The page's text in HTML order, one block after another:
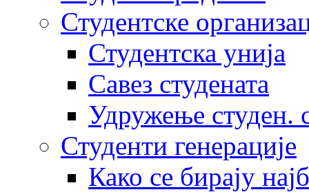
Студентске
Студентска унија
Савез студената
Удружење студен.
Студенти генерације
Како се бирају